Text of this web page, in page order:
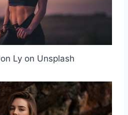
Ly on Unsplash